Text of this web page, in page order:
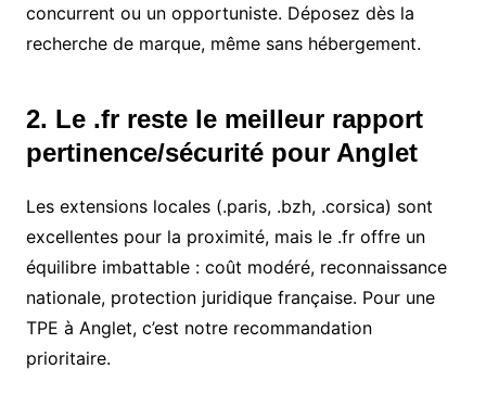
concurrent ou un opportuniste. Déposez dès la
recherche de marque, même sans hébergement.
2. Le .fr reste le meilleur rapport
pertinence/sécurité pour Anglet
Les extensions locales (.paris, .bzh, .corsica) sont
excellentes pour la proximité, mais le .fr offre un
équilibre imbattable : coût modéré, reconnaissance
nationale, protection juridique française. Pour une
TPE à Anglet, c’est notre recommandation
prioritaire.